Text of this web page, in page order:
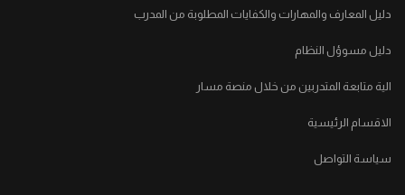
دليل المعارف والمهارات والكفايات المطلوبة من المدرب
دليل مسوؤل النظام
الية متابعة المتدربين من خلال منصة مسار
الاقسام الرئيسية
سياسة التواصل